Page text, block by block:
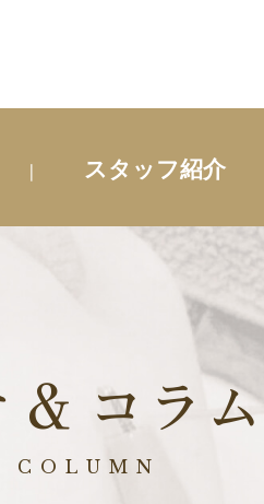
スタッフ紹介
& コラム
COLUMN